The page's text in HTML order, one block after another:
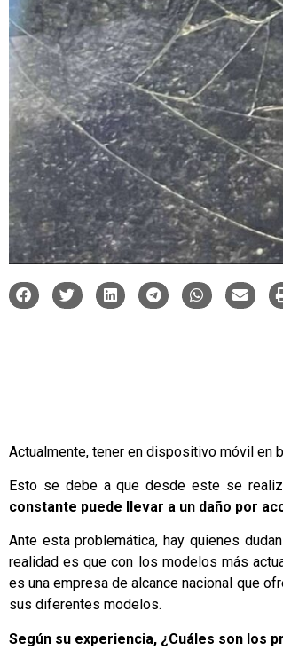
Actualmente, tener en dispositivo móvil en
Esto se debe a que desde este se
constante puede llevar a un daño por
Ante esta problemática, hay quienes
realidad es que con los modelos más
es una empresa de alcance nacional que
sus diferentes modelos.
Según su experiencia, ¿Cuáles son los